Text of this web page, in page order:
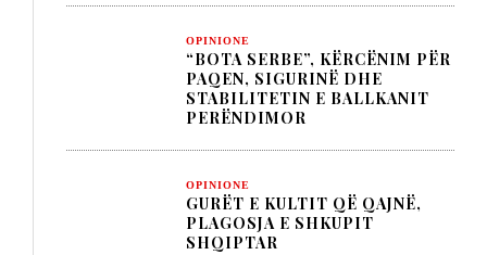
OPINIONE
“BOTA SERBE”, KËRCËNIM PËR
PAQEN, SIGURINË DHE
STABILITETIN E BALLKANIT
PERËNDIMOR
OPINIONE
GURËT E KULTIT QË QAJNË,
PLAGOSJA E SHKUPIT
SHQIPTAR